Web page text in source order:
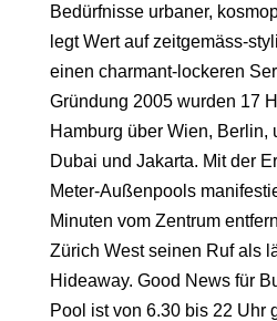
Bedürfnisse urbaner,
legt Wert auf zeitgemäss-
einen charmant-lockeren
Gründung 2005 wurden 17
Hamburg über Wien, Berlin,
Dubai und Jakarta. Mit der
Meter-Außenpools
Minuten vom Zentrum
Zürich Westseinen Ruf als
Hideaway. Good News für
Pool ist von 6.30 bis 22 Uhr